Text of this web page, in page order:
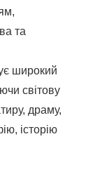
та
широкий
світову
драму,
історію